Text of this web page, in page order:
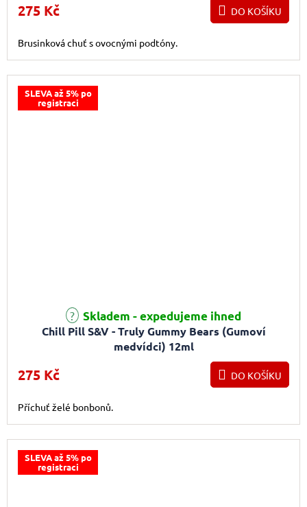
275 Kč DO KOŠÍKU
Brusinková chuť s ovocnými podtóny.
SLEVA až 5% po
registraci
Chill Pill S&V - Truly Gummy Bears (Gumoví
medvídci) 12ml
Skladem - expedujeme ihned
275 Kč DO KOŠÍKU
Příchuť želé bonbonů.
SLEVA až 5% po
registraci